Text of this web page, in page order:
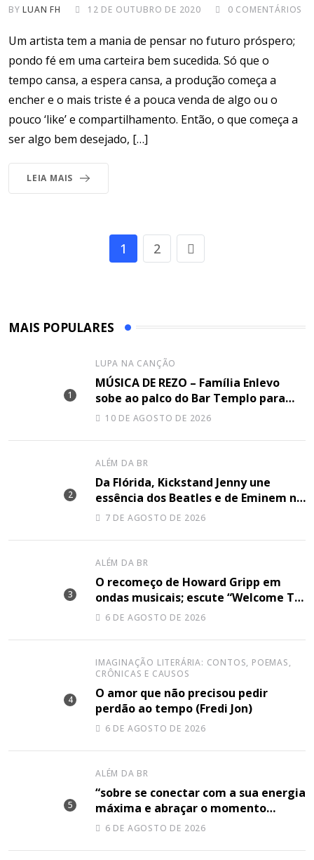
BYLUAN FH 12 DE OUTUBRO DE 2020 0 COMENTÁRIOS
Um artista tem a mania de pensar no futuro próspero;
pondo fé em uma carteira bem sucedida. Só que o
tempo cansa, a espera cansa, a produção começa a
encher e o mais triste é a pouca venda de algo ou o
pouco ‘like’ e compartilhamento. Então, o que começa a
ser algo bem desejado, […]
LEIA MAIS
1 2
MAIS POPULARES
LUPA NA CANÇÃO
MÚSICA DE REZO – Família Enlevo
sobe ao palco do Bar Templo para
apresentar sua arte e seu novo
Passar”
10 DE AGOSTO DE 2026
ALÉM DA BR
Da Flórida, Kickstand Jenny une
essência dos Beatles e de Eminem na
canção “Lose Together”
7 DE AGOSTO DE 2026
ALÉM DA BR
O recomeço de Howard Gripp em
ondas musicais; escute “Welcome To
Your Life”
6 DE AGOSTO DE 2026
IMAGINAÇÃO LITERÁRIA: CONTOS, POEMAS,
CRÔNICAS E CAUSOS
O amor que não precisou pedir
perdão ao tempo (Fredi Jon)
6 DE AGOSTO DE 2026
ALÉM DA BR
“sobre se conectar com a sua energia
máxima e abraçar o momento
plenamente”, disse Shery M sobre
6 DE AGOSTO DE 2026